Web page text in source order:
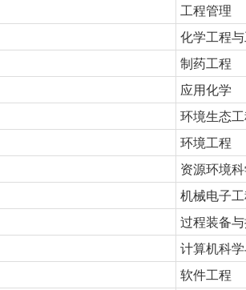
工程管理
化学工程
制药工程
应用化学
环境生态
环境工程
资源环境
机械电子
过程装备
计算机科
软件工程